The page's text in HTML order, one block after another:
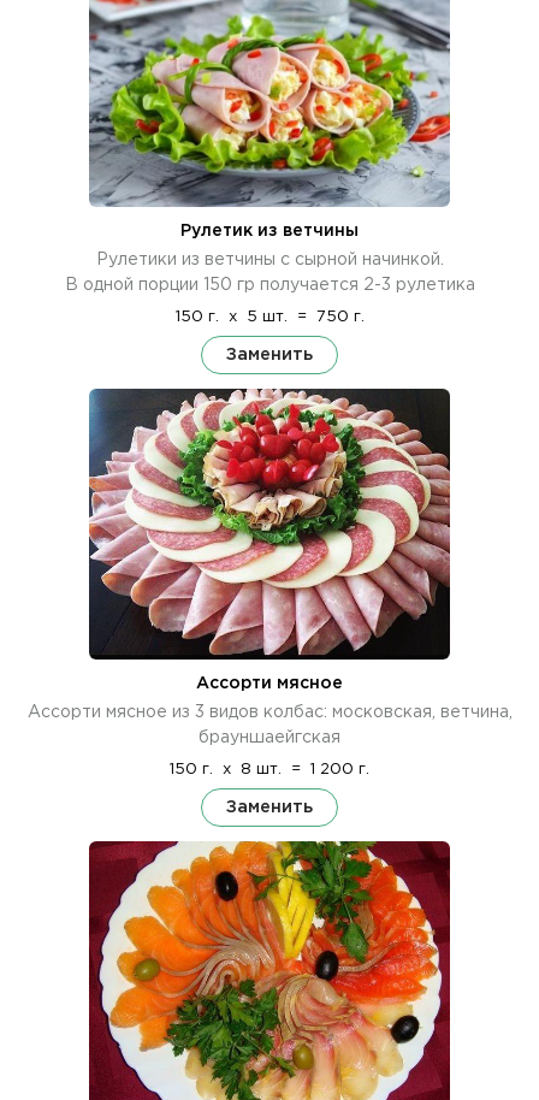
Рулетик из ветчины
Рулетики из ветчины с сырной начинкой.
В одной порции 150 гр получается 2-3 рулетика
150 г. x 5 шт. = 750 г.
Заменить
Ассорти мясное
Ассорти мясное из 3 видов колбас: московская, ветчина,
брауншаейгская
150 г. x 8 шт. = 1 200 г.
Заменить